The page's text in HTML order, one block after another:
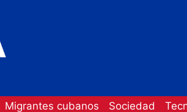
Migrantes cubanos Sociedad